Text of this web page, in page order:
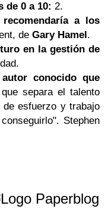
de 0 a 10: 2.
a los
de Gary Hamel.
en la gestión de
conocido que
separa el talento
esfuerzo y trabajo
Stephen